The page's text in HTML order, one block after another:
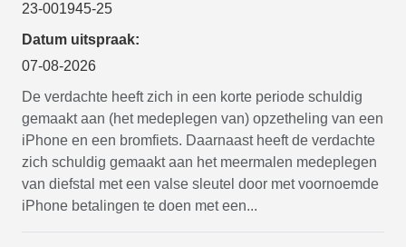
23-001945-25
Datum uitspraak:
07-08-2026
De verdachte heeft zich in een korte periode schuldig
gemaakt aan (het medeplegen van) opzetheling van een
iPhone en een bromfiets. Daarnaast heeft de verdachte
zich schuldig gemaakt aan het meermalen medeplegen
van diefstal met een valse sleutel door met voornoemde
iPhone betalingen te doen met een...